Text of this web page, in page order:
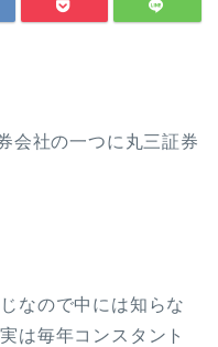
会社の一つに丸三証券
なので中には知らな
は毎年コンスタント